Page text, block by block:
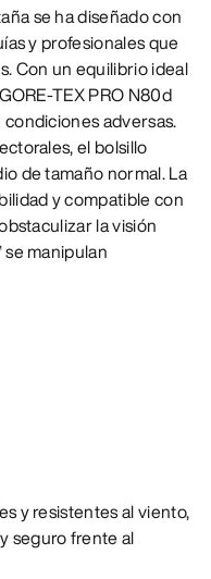
se ha diseñado con
y profesionales que
Con un equilibrio ideal
TEX PRO N80d
adversas.
el bolsillo
de tamaño normal. La
y compatible con
la visión
manipulan
y resistentes al viento,
seguro frente al